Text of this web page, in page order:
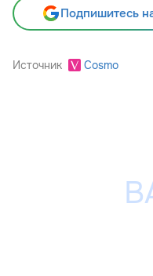
Подпишитесь
Источник Cosmo